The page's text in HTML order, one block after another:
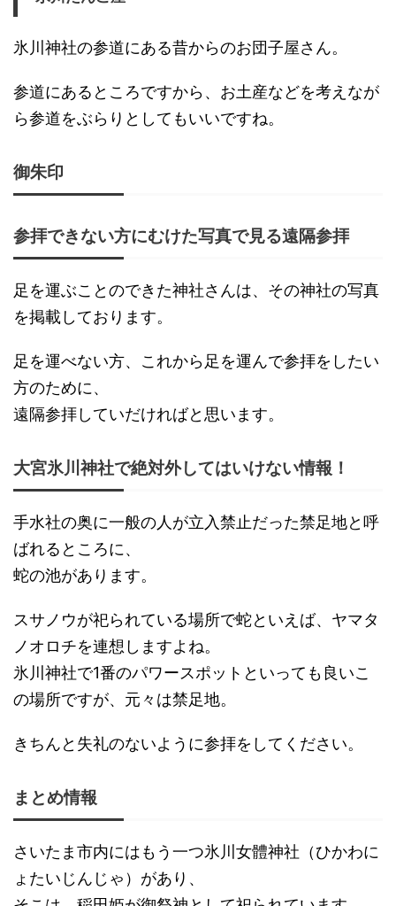
氷川神社の参道にある昔からのお団子屋さん。
参道にあるところですから、お土産などを考えなが
ら参道をぶらりとしてもいいですね。
御朱印
参拝できない方にむけた写真で見る遠隔参拝
足を運ぶことのできた神社さんは、その神社の写真
を掲載しております。
足を運べない方、これから足を運んで参拝をしたい
方のために、
遠隔参拝していだければと思います。
大宮氷川神社で絶対外してはいけない情報！
手水社の奥に一般の人が立入禁止だった禁足地と呼
ばれるところに、
蛇の池があります。
スサノウが祀られている場所で蛇といえば、ヤマタ
ノオロチを連想しますよね。
氷川神社で1番のパワースポットといっても良いこ
の場所ですが、元々は禁足地。
きちんと失礼のないように参拝をしてください。
まとめ情報
さいたま市内にはもう一つ氷川女體神社 （ひかわに
ょたいじんじゃ）があり、